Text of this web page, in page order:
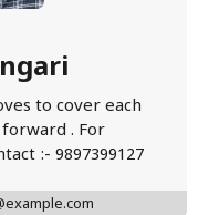
to cover each
. For
:- 9897399127